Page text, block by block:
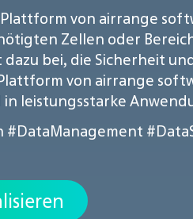
von airrange
Zellen oder
bei, die Sicherheit
von airrange
leistungsstarke
#DataManagement